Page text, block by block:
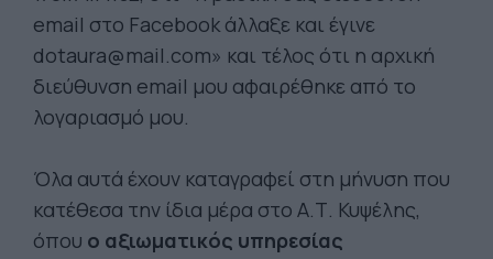
email στο Facebook άλλαξε και έγινε
dotaura@mail.com» και τέλος ότι η αρχική
διεύθυνση email μου αφαιρέθηκε από το
λογαριασμό μου.
Όλα αυτά έχουν καταγραφεί στη μήνυση που
κατέθεσα την ίδια μέρα στο Α.Τ. Κυψέλης,
όπου ο αξιωματικός υπηρεσίας